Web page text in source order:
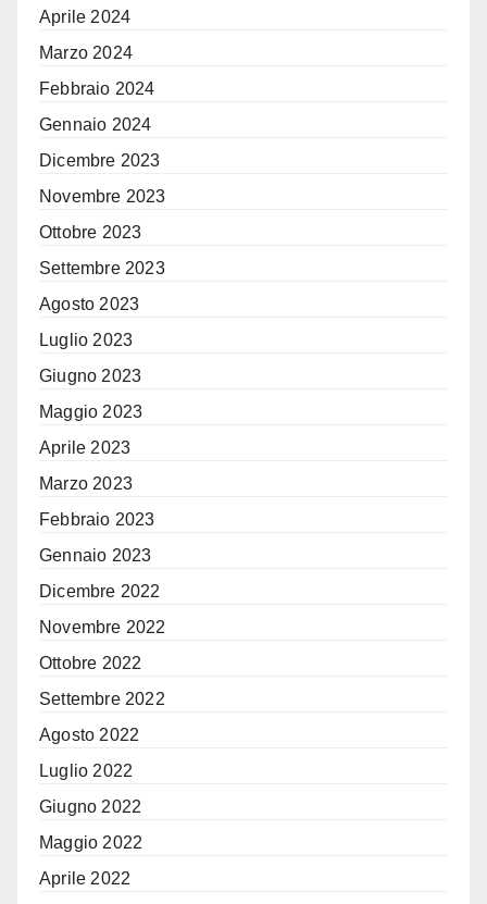
Aprile 2024
Marzo 2024
Febbraio 2024
Gennaio 2024
Dicembre 2023
Novembre 2023
Ottobre 2023
Settembre 2023
Agosto 2023
Luglio 2023
Giugno 2023
Maggio 2023
Aprile 2023
Marzo 2023
Febbraio 2023
Gennaio 2023
Dicembre 2022
Novembre 2022
Ottobre 2022
Settembre 2022
Agosto 2022
Luglio 2022
Giugno 2022
Maggio 2022
Aprile 2022